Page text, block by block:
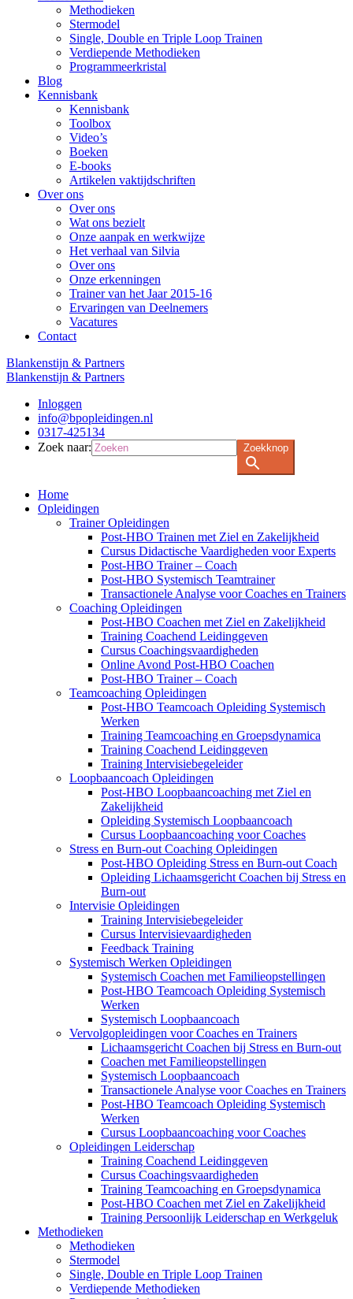
Methodieken
Stermodel
Single, Double en Triple Loop Trainen
Verdiepende Methodieken
Programmeerkristal
Blog
Kennisbank
Kennisbank
Toolbox
Video’s
Boeken
E-books
Artikelen vaktijdschriften
Over ons
Over ons
Wat ons bezielt
Onze aanpak en werkwijze
Het verhaal van Silvia
Over ons
Onze erkenningen
Trainer van het Jaar 2015-16
Ervaringen van Deelnemers
Vacatures
Contact
Blankenstijn & Partners
Blankenstijn & Partners
Inloggen
info@bpopleidingen.nl
0317-425134
Zoek naar:
Zoekknop
Home
Opleidingen
Trainer Opleidingen
Post-HBO Trainen met Ziel en Zakelijkheid
Cursus Didactische Vaardigheden voor Experts
Post-HBO Trainer – Coach
Post-HBO Systemisch Teamtrainer
Transactionele Analyse voor Coaches en Trainers
Coaching Opleidingen
Post-HBO Coachen met Ziel en Zakelijkheid
Training Coachend Leidinggeven
Cursus Coachingsvaardigheden
Online Avond Post-HBO Coachen
Post-HBO Trainer – Coach
Teamcoaching Opleidingen
Post-HBO Teamcoach Opleiding Systemisch
Werken
Training Teamcoaching en Groepsdynamica
Training Coachend Leidinggeven
Training Intervisiebegeleider
Loopbaancoach Opleidingen
Post-HBO Loopbaancoaching met Ziel en
Zakelijkheid
Opleiding Systemisch Loopbaancoach
Cursus Loopbaancoaching voor Coaches
Stress en Burn-out Coaching Opleidingen
Post-HBO Opleiding Stress en Burn-out Coach
Opleiding Lichaamsgericht Coachen bij Stress en
Burn-out
Intervisie Opleidingen
Training Intervisiebegeleider
Cursus Intervisievaardigheden
Feedback Training
Systemisch Werken Opleidingen
Systemisch Coachen met Familieopstellingen
Post-HBO Teamcoach Opleiding Systemisch
Werken
Systemisch Loopbaancoach
Vervolgopleidingen voor Coaches en Trainers
Lichaamsgericht Coachen bij Stress en Burn-out
Coachen met Familieopstellingen
Systemisch Loopbaancoach
Transactionele Analyse voor Coaches en Trainers
Post-HBO Teamcoach Opleiding Systemisch
Werken
Cursus Loopbaancoaching voor Coaches
Opleidingen Leiderschap
Training Coachend Leidinggeven
Cursus Coachingsvaardigheden
Training Teamcoaching en Groepsdynamica
Post-HBO Coachen met Ziel en Zakelijkheid
Training Persoonlijk Leiderschap en Werkgeluk
Methodieken
Methodieken
Stermodel
Single, Double en Triple Loop Trainen
Verdiepende Methodieken